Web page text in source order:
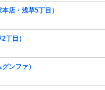
店・浅草5丁目）
丁目）
ンファ）